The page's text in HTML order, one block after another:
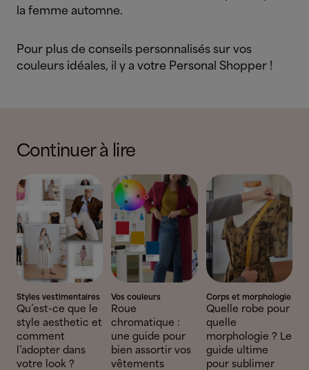
la femme automne.
Pour plus de conseils personnalisés sur vos
couleurs idéales, il y a votre Personal Shopper !
Continuer à lire
Styles vestimentaires
Qu’est-ce que le
style aesthetic et
comment
l’adopter dans
votre look ?
Vos couleurs
Roue
chromatique :
une guide pour
bien assortir vos
vêtements
Corps et morphologie
Quelle robe pour
quelle
morphologie ? Le
guide ultime
pour sublimer